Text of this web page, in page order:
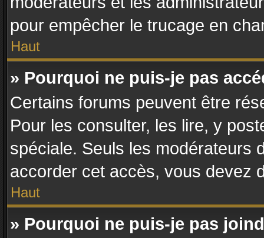
pour empêcher le trucage en
Haut
» Pourquoi ne puis-je pas
Certains forums peuvent être
Pour les consulter, les lire, y
spéciale. Seuls les modérateurs
accorder cet accès, vous devez
Haut
» Pourquoi ne puis-je pas